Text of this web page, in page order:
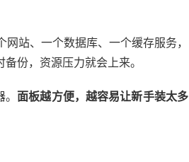
站、一个数据库、一个缓存服务，
份，资源压力就会上来。
面板越方便，越容易让新手装太多